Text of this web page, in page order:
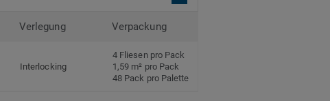
Verlegung Verpackung
Interlocking
4 Fliesen pro Pack
1,59 m² pro Pack
48 Pack pro Palette